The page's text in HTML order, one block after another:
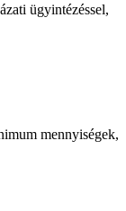
ügyintézéssel,
mennyiségek,